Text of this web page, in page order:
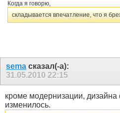
Когда я говорю,
складывается впечатление, что я
sema сказал(-а):
31.05.2010 22:15
кроме модернизации, дизайна
изменилось.